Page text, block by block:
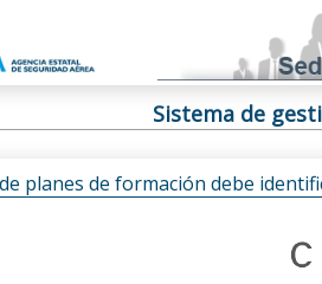
Sistema de
planes de formación debe